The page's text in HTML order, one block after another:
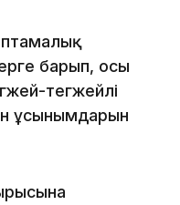
барып, осы
тегжейлі
ұсынымдарын